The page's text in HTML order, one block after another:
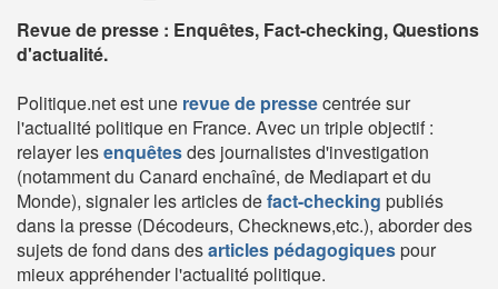
Revue de presse : Enquêtes, Fact-checking, Questions
d'actualité.
Politique.net est une revue de pressecentrée sur
l'actualité politique en France. Avec un triple objectif :
relayer lesenquêtesdes journalistes d'investigation
(notamment du Canard enchaîné, de Mediapart et du
Monde), signaler les articles defact-checking publiés
dans la presse (Décodeurs, Checknews,etc.), aborder des
sujets de fond dans desarticles pédagogiquespour
mieux appréhender l'actualité politique.